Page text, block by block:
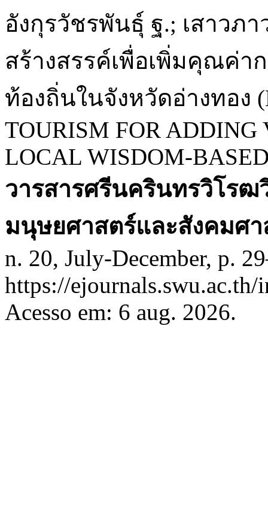
อังกุรวัชรพันธุ์ ฐ.; เสาวภ
สร้างสรรค์เพื่อเพิ่มคุณค่
ท้องถิ่นในจังหวัดอ่างทอง
TOURISM FOR
LOCAL WISDOM-
วารสารศรีนครินทรวิโร
มนุษยศาสตร์และสังคมศา
n. 20, July-December, p.
https://
Acesso em: 6 aug. 2026.